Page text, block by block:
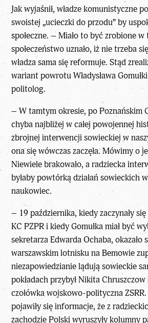
Jak wyjaśnił, władze komunistyczne
swoistej „ucieczki do przodu” by
społeczne. – Miało to być zrobione
społeczeństwo uznało, iż nie trzeba
władza sama się reformuje. Stąd
wariant powrotu Władysława
politolog.
– W tamtym okresie, po Poznańskim
chyba najbliżej w całej powojennej
zbrojnej interwencji sowieckiej w
ona się wówczas zaczęła. Mówimy o
Niewiele brakowało, a radziecka
byłaby powtórką działań sowieckich
naukowiec.
– 19 października, kiedy zaczynały
KC PZPR i kiedy Gomułka miał być
sekretarza Edwarda Ochaba, okazało
warszawskim lotnisku na Bemowie
niezapowiedzianie lądują sowieckie
pokładach przybył Nikita Chruszczow
czołówka wojskowo-polityczna
pojawiły się informacje, że z
zachodzie Polski wyruszyły kolumny